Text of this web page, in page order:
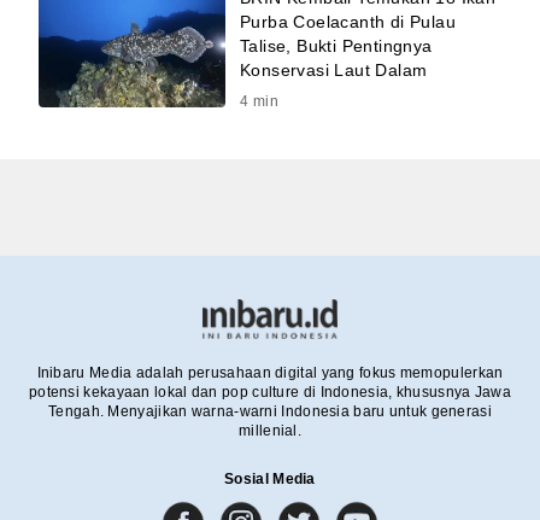
Purba Coelacanth di Pulau
Talise, Bukti Pentingnya
Konservasi Laut Dalam
4 min
Inibaru Media adalah perusahaan digital yang fokus memopulerkan
potensi kekayaan lokal dan pop culture di Indonesia, khususnya Jawa
Tengah. Menyajikan warna-warni Indonesia baru untuk generasi
millenial.
Sosial Media